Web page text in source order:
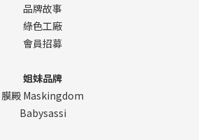
品牌故事
綠色工廠
會員招募
姐妹品牌
膜殿 Maskingdom
Babysassi